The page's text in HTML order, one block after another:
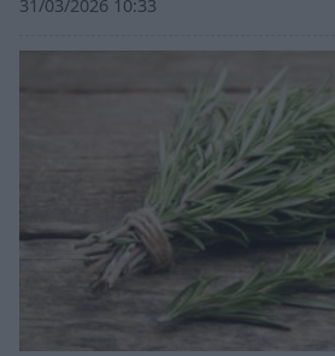
31/03/2026 10:33